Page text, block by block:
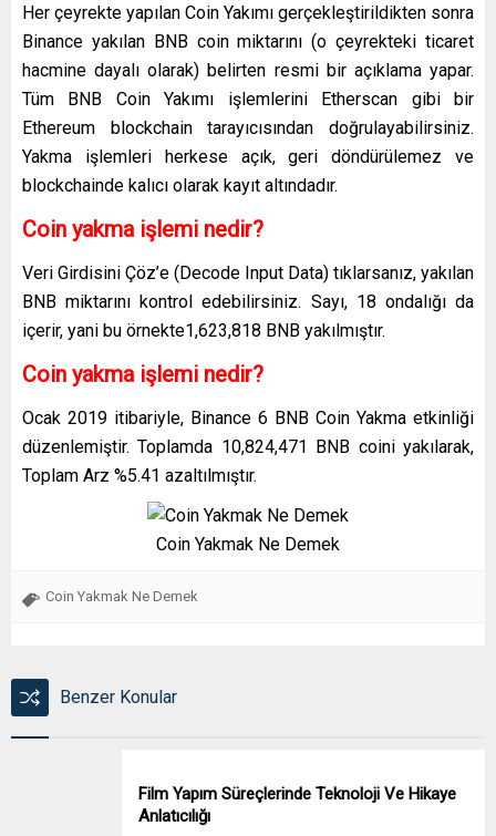
Her çeyrekte yapılan Coin Yakımı gerçekleştirildikten sonra
Binance yakılan BNB coin miktarını (o çeyrekteki ticaret
hacmine dayalı olarak) belirten resmi bir açıklama yapar.
Tüm BNB Coin Yakımı işlemlerini Etherscan gibi bir
Ethereum blockchain tarayıcısından doğrulayabilirsiniz.
Yakma işlemleri herkese açık, geri döndürülemez ve
blockchainde kalıcı olarak kayıt altındadır.
Coin yakma işlemi nedir?
Veri Girdisini Çöz’e (Decode Input Data) tıklarsanız, yakılan
BNB miktarını kontrol edebilirsiniz. Sayı, 18 ondalığı da
içerir, yani bu örnekte1,623,818 BNB yakılmıştır.
Coin yakma işlemi nedir?
Ocak 2019 itibariyle, Binance 6 BNB Coin Yakma etkinliği
düzenlemiştir. Toplamda 10,824,471 BNB coini yakılarak,
Toplam Arz %5.41 azaltılmıştır.
Coin Yakmak Ne Demek
Coin Yakmak Ne Demek
Benzer Konular
Film Yapım Süreçlerinde Teknoloji Ve Hikaye
Anlatıcılığı